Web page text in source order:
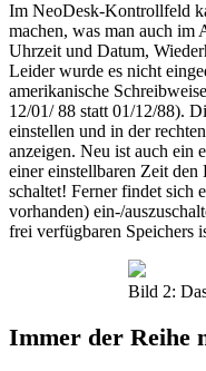
Im NeoDesk-Kontrollfeld
machen, was man auch
Uhrzeit und Datum,
Leider wurde es nicht
amerikanische
12/01/ 88 statt 01/12/88).
einstellen und in der
anzeigen. Neu ist auch ein
einer einstellbaren Zeit
schaltet! Ferner findet sich
vorhanden) ein-/
frei verfügbaren Speichers
Bild 2:
Immer der Reihe